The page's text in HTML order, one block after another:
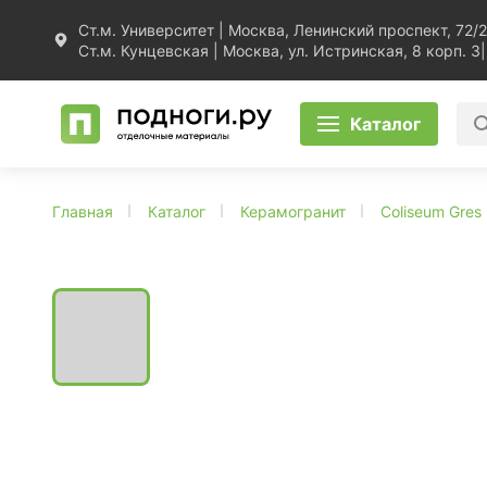
Ст.м. Университет | Москва, Ленинский проспект, 72/2
Ст.м. Кунцевская | Москва, ул. Истринская, 8 корп. 3
Каталог
Главная Каталог Керамогранит Coliseum Gres